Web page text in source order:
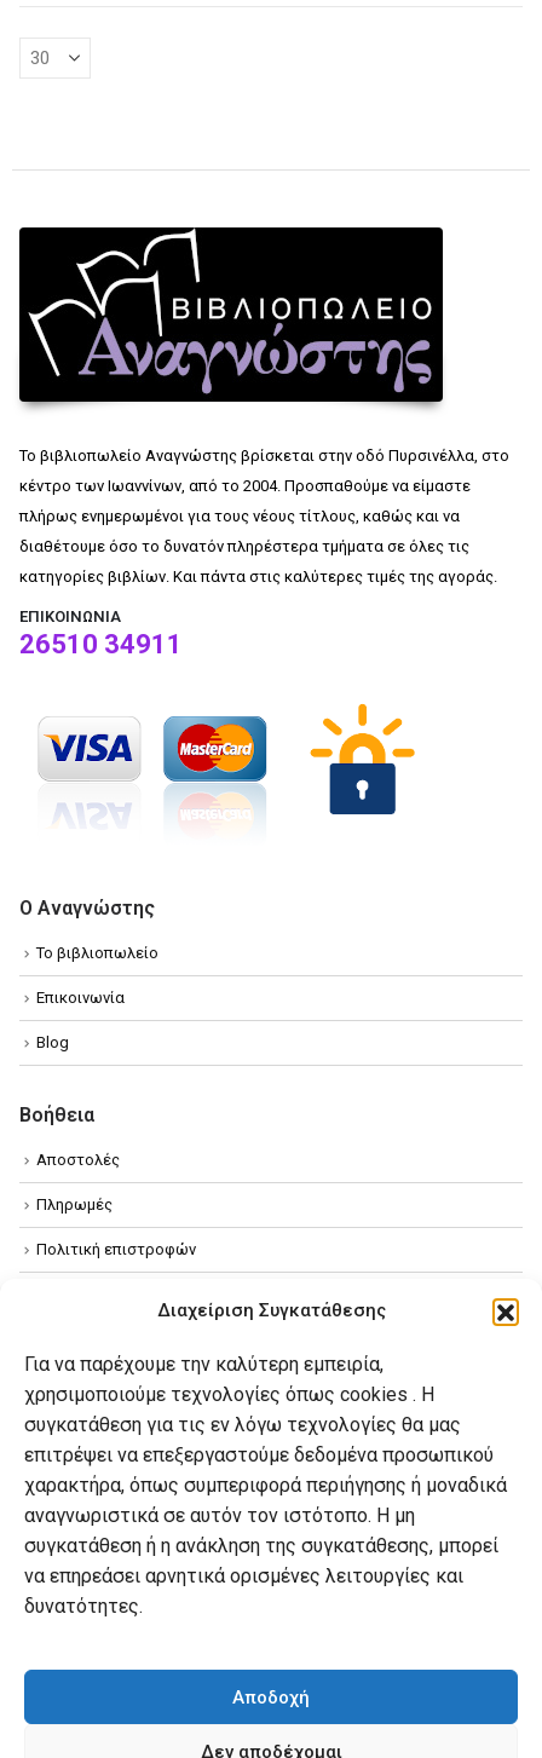
Διαχείριση Συγκατάθεσης
Για να παρέχουμε την καλύτερη εμπειρία,
χρησιμοποιούμε τεχνολογίες όπως cookies . Η
συγκατάθεση για τις εν λόγω τεχνολογίες θα μας
επιτρέψει να επεξεργαστούμε δεδομένα προσωπικού
χαρακτήρα, όπως συμπεριφορά περιήγησης ή μοναδικά
αναγνωριστικά σε αυτόν τον ιστότοπο. Η μη
συγκατάθεση ή η ανάκληση της συγκατάθεσης, μπορεί
να επηρεάσει αρνητικά ορισμένες λειτουργίες και
δυνατότητες.
Αποδοχή
Δεν αποδέχομαι
Το βιβλιοπωλείο Αναγνώστης βρίσκεται στην οδό Πυρσινέλλα, στο
κέντρο των Ιωαννίνων, από το 2004. Προσπαθούμε να είμαστε
πλήρως ενημερωμένοι για τους νέους τίτλους, καθώς και να
διαθέτουμε όσο το δυνατόν πληρέστερα τμήματα σε όλες τις
κατηγορίες βιβλίων. Και πάντα στις καλύτερες τιμές της αγοράς.
ΕΠΙΚΟΙΝΩΝΊΑ
26510 34911
Ο Αναγνώστης
Το βιβλιοπωλείο
Επικοινωνία
Blog
Βοήθεια
Αποστολές
Πληρωμές
Πολιτική επιστροφών
Πολιτική Cookies
Ο λογαριασμός μου
Ο λογαριασμός μου
Οι παραγγελίες μου
Λίστα επιθυμιών